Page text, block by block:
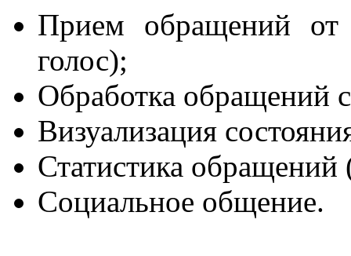
Прием обращений от
голос);
Обработка обращений
Визуализация
Статистика обращений
Социальное общение.